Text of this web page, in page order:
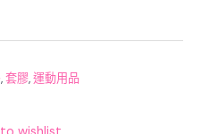
,套膠,運動用品